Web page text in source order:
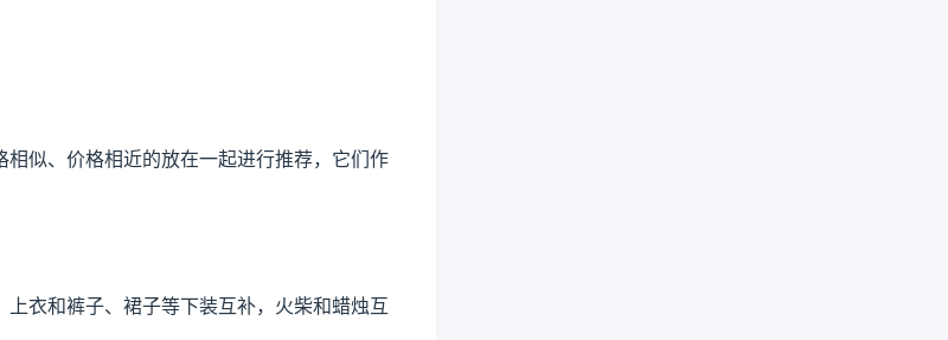
似、价格相近的放在一起进行推荐，它们作
衣和裤子、裙子等下装互补，火柴和蜡烛互